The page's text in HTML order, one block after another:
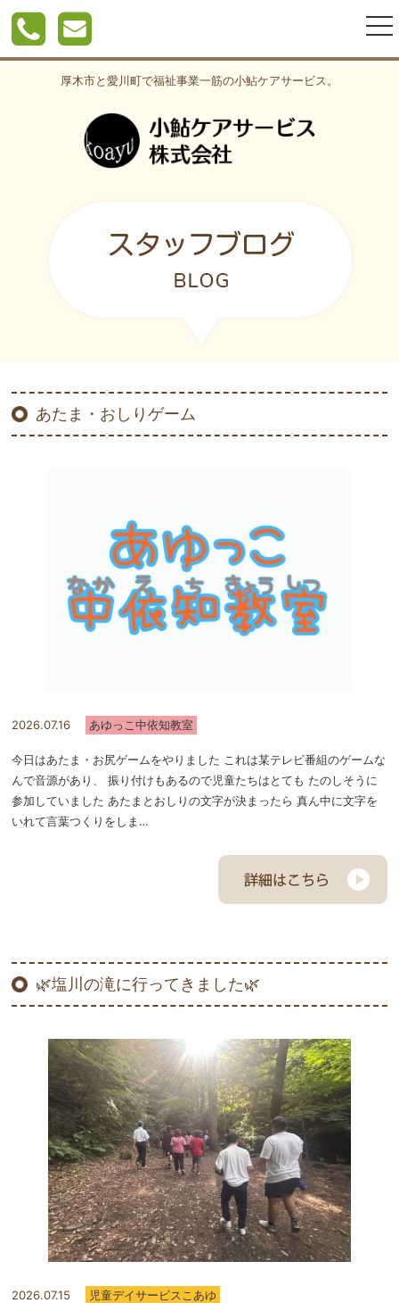
厚木市と愛川町で福祉事業一筋の小鮎ケアサービス。
あたま・おしりゲーム
2026.07.16 あゆっこ中依知教室
今日はあたま・お尻ゲームをやりました これは某テレビ番組のゲームな
んで音源があり、 振り付けもあるので児童たちはとても たのしそうに
参加していました あたまとおしりの文字が決まったら 真ん中に文字を
いれて言葉つくりをしま…
🌿塩川の滝に行ってきました🌿
2026.07.15 児童デイサービスこあゆ